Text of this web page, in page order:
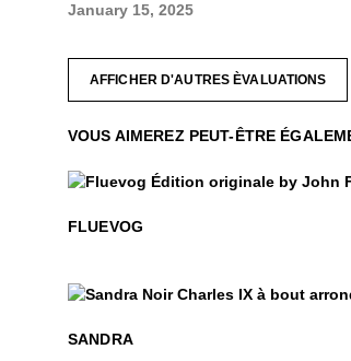
January 15, 2025
AFFICHER D'AUTRES ÈVALUATIONS
VOUS AIMEREZ PEUT-ÊTRE
FLUEVOG
SANDRA